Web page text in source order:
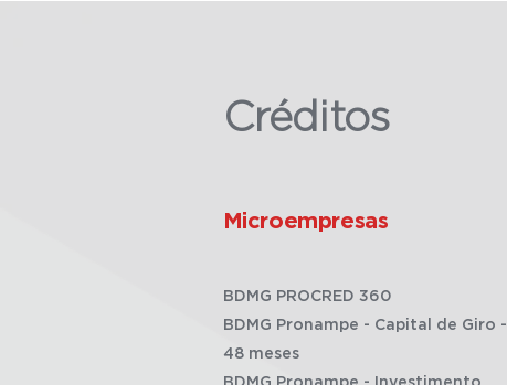
Créditos
Microempresas
BDMG PROCRED 360
BDMG Pronampe - Capital de Giro -
48 meses